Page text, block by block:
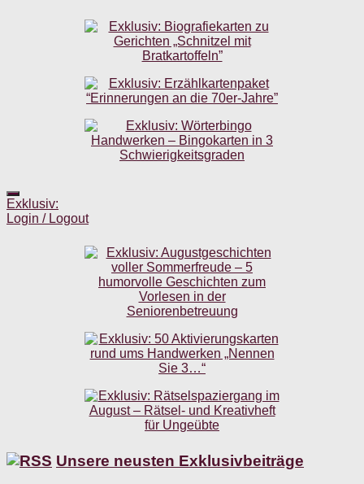
Exklusiv:
Login / Logout
Unsere neusten Exklusivbeiträge